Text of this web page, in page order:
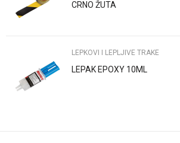
Anti-spam zaštita - izračunajte koliko je 2 + 3 :
POŠALJI
CRNO ŽUTA
LEPKOVI I LEPLJIVE TRAKE
LEPAK EPOXY 10ML